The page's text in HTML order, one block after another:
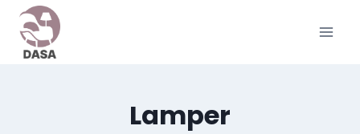
Skip
content
Lamper